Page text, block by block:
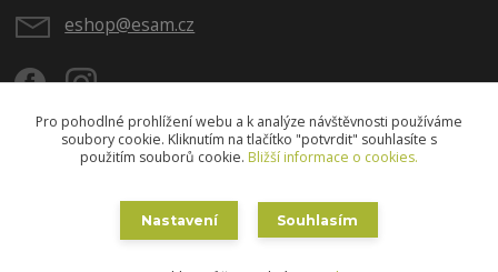
eshop@esam.cz
Pro pohodlné prohlížení webu a k analýze návštěvnosti používáme
soubory cookie. Kliknutím na tlačítko "potvrdit" souhlasíte s
použitím souborů cookie. Bližší informace o cookies.
Nastavení Souhlasím